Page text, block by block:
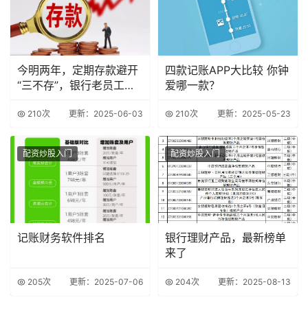
今明两年，定期存款避开
“三不存”，银行老员工善
210次 更新：2025-06-03
四款记账APP大比较 你钟
爱哪一款？
210次 更新：2025-05-23
配资炒股入门
记账财务软件排名
205次 更新：2025-07-06
配资炒股入门
银行理财产品，最新榜单
来了
204次 更新：2025-08-13